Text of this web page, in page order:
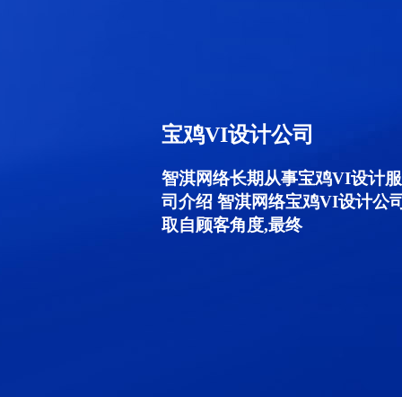
宝鸡VI设计公司
智淇网络长期从事宝鸡VI设计
司介绍 智淇网络宝鸡VI设计公
取自顾客角度,最终